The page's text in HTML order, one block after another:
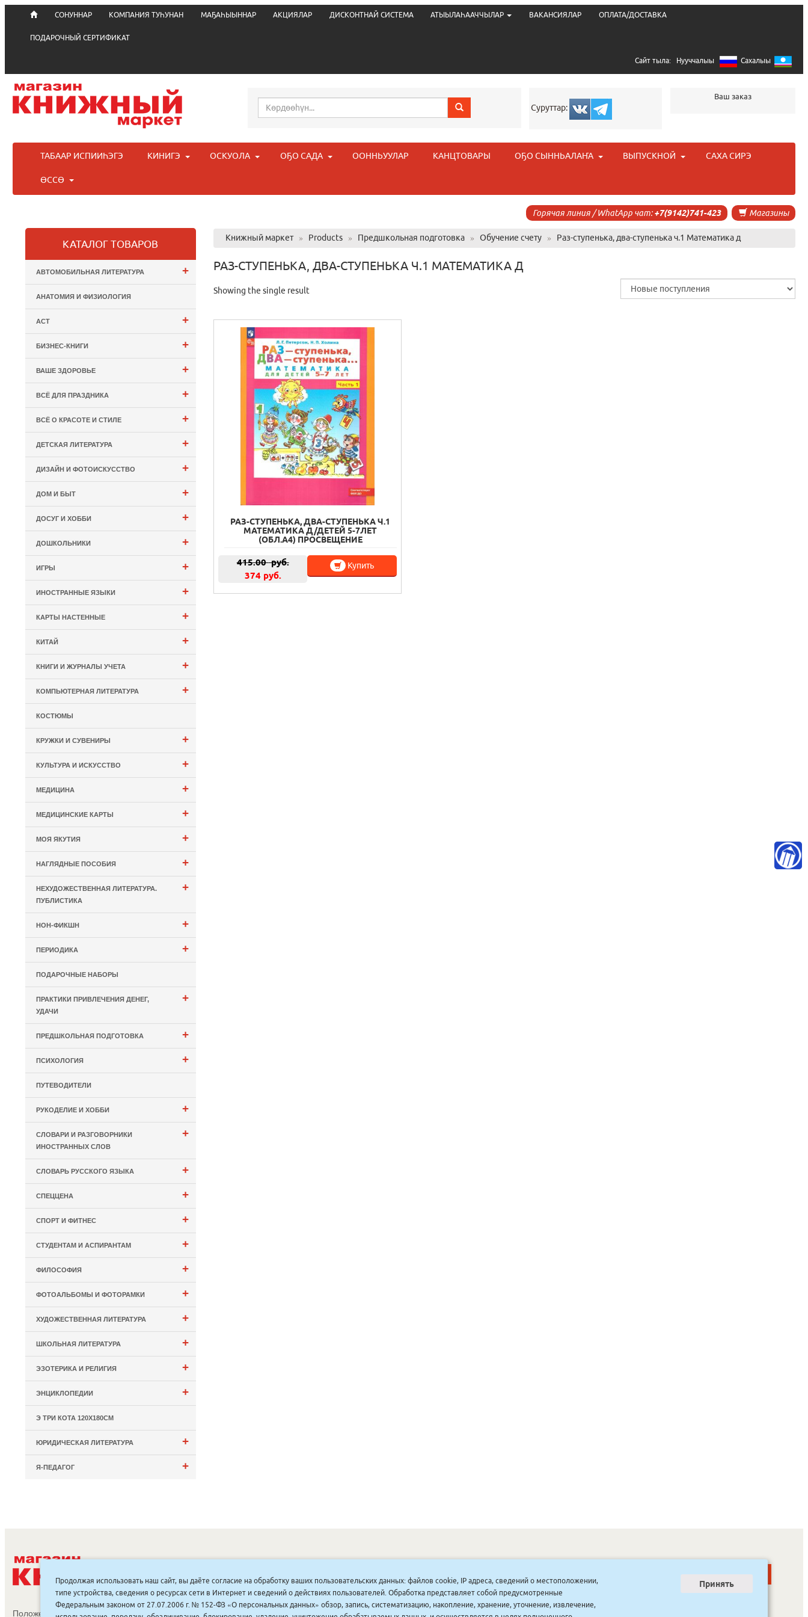
СОНУННАР КОМПАНИЯ ТУҺУНАН МАҔАҺЫЫННАР АКЦИЯЛАР ДИСКОНТНАЙ СИСТЕМА АТЫЫЛАҺААЧЧЫЛАР ВАКАНСИЯЛАР ОПЛАТА/ДОСТАВКА
ПОДАРОЧНЫЙ СЕРТИФИКАТ
Сайт тыла: Нууччалыы Сахалыы
Суруттар:
Ваш заказ
ТАБААР ИСПИИҺЭГЭ КИНИГЭ ОСКУОЛА ОҔО САДА ООННЬУУЛАР КАНЦТОВАРЫ ОҔО СЫННЬАЛАҤА ВЫПУСКНОЙ САХА СИРЭ
ӨССӨ
Магазины
Горячая линия / WhatApp чат:+7(9142)741-423
Книжный маркет » Products » Предшкольная подготовка » Обучение счету » Раз-ступенька, два-ступенька ч.1 Математика д
РАЗ-СТУПЕНЬКА, ДВА-СТУПЕНЬКА Ч.1 МАТЕМАТИКА Д
Showing the single result
РАЗ-СТУПЕНЬКА, ДВА-СТУПЕНЬКА Ч.1
МАТЕМАТИКА Д/ДЕТЕЙ 5-7ЛЕТ
(ОБЛ.А4) ПРОСВЕЩЕНИЕ
415.00руб.
374 руб.
Купить
КАТАЛОГ ТОВАРОВ
+
АВТОМОБИЛЬНАЯ ЛИТЕРАТУРА
АНАТОМИЯ И ФИЗИОЛОГИЯ
+
АСТ
+
БИЗНЕС-КНИГИ
+
ВАШЕ ЗДОРОВЬЕ
+
ВСЁ ДЛЯ ПРАЗДНИКА
+
ВСЁ О КРАСОТЕ И СТИЛЕ
+
ДЕТСКАЯ ЛИТЕРАТУРА
+
ДИЗАЙН И ФОТОИСКУССТВО
+
ДОМ И БЫТ
+
ДОСУГ И ХОББИ
+
ДОШКОЛЬНИКИ
+
ИГРЫ
+
ИНОСТРАННЫЕ ЯЗЫКИ
+
КАРТЫ НАСТЕННЫЕ
+
КИТАЙ
+
КНИГИ И ЖУРНАЛЫ УЧЕТА
+
КОМПЬЮТЕРНАЯ ЛИТЕРАТУРА
КОСТЮМЫ
+
КРУЖКИ И СУВЕНИРЫ
+
КУЛЬТУРА И ИСКУССТВО
+
МЕДИЦИНА
+
МЕДИЦИНСКИЕ КАРТЫ
+
МОЯ ЯКУТИЯ
+
НАГЛЯДНЫЕ ПОСОБИЯ
+
НЕХУДОЖЕСТВЕННАЯ ЛИТЕРАТУРА.
ПУБЛИСТИКА
+
НОН-ФИКШН
+
ПЕРИОДИКА
ПОДАРОЧНЫЕ НАБОРЫ
+
ПРАКТИКИ ПРИВЛЕЧЕНИЯ ДЕНЕГ,
УДАЧИ
+
ПРЕДШКОЛЬНАЯ ПОДГОТОВКА
+
ПСИХОЛОГИЯ
ПУТЕВОДИТЕЛИ
+
РУКОДЕЛИЕ И ХОББИ
+
СЛОВАРИ И РАЗГОВОРНИКИ
ИНОСТРАННЫХ СЛОВ
+
СЛОВАРЬ РУССКОГО ЯЗЫКА
+
СПЕЦЦЕНА
+
СПОРТ И ФИТНЕС
+
СТУДЕНТАМ И АСПИРАНТАМ
+
ФИЛОСОФИЯ
+
ФОТОАЛЬБОМЫ И ФОТОРАМКИ
+
ХУДОЖЕСТВЕННАЯ ЛИТЕРАТУРА
+
ШКОЛЬНАЯ ЛИТЕРАТУРА
+
ЭЗОТЕРИКА И РЕЛИГИЯ
+
ЭНЦИКЛОПЕДИИ
Э ТРИ КОТА 120Х180СМ
+
ЮРИДИЧЕСКАЯ ЛИТЕРАТУРА
+
Я-ПЕДАГОГ
Положение об обработке и защите персональных данных
ДИСКОНТНАЙ СИСТЕМА
ЮРИДИЧЕСКАЙ ВАКАНСИЯЛАР |
ООО “Канцпроф”, ул. Красильникова, 8, строение 3
Продолжая использовать наш сайт, вы даёте согласие на обработку ваших пользовательских данных: файлов cookie, IP адреса, сведений о местоположении,
типе устройства, сведения о ресурсах сети в Интернет и сведений о действиях пользователей. Обработка представляет собой предусмотренные
Федеральным законом от 27.07.2006 г. № 152-ФЗ «О персональных данных» обзор, запись, систематизацию, накопление, хранение, уточнение, извлечение,
Принять